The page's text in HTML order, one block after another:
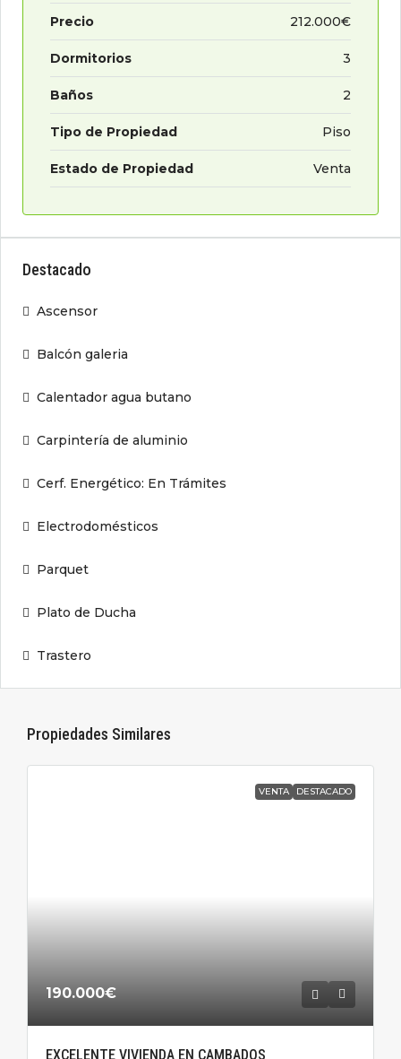
Precio 212.000€
Dormitorios 3
Baños 2
Tipo de Propiedad Piso
Estado de Propiedad Venta
Destacado
Ascensor
Balcón galeria
Calentador agua butano
Carpintería de aluminio
Cerf. Energético: En Trámites
Electrodomésticos
Parquet
Plato de Ducha
Trastero
Propiedades Similares
VENTA DESTACADO
190.000€
EXCELENTE VIVIENDA EN CAMBADOS